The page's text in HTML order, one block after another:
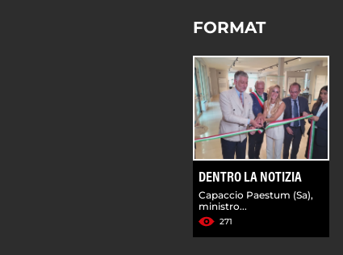
FORMAT
DENTRO LA NOTIZIA
Capaccio Paestum (Sa),
ministro...
271